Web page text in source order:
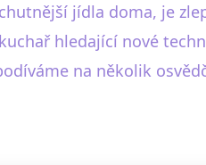
jídla doma, je
hledající nové
na několik